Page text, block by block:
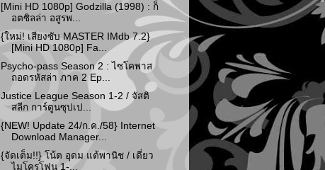
[Mini HD 1080p] Godzilla (1998) : ก็
อตซิลล่า อสูรพ...
{ใหม่! เสียงซับ MASTER IMdb 7.2}
[Mini HD 1080p] Fa...
Psycho-pass Season 2 : ไซโคพาส
ถอดรหัสล่า ภาค 2 Ep...
Justice League Season 1-2 / จัสติ
สลีก การ์ตูนซุปเป...
{NEW! Update 24/ก.ค./58} Internet
Download Manager...
{จัดเต็ม!!} โน้ต อุดม แต้พานิช / เดี่ยว
ไมโครโฟน 1-...